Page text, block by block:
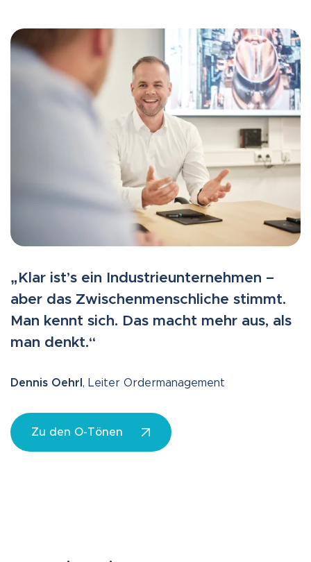
„Klar ist’s ein Industrieunternehmen –
aber das Zwischenmenschliche stimmt.
Man kennt sich. Das macht mehr aus, als
man denkt.“
Dennis Oehrl , Leiter Ordermanagement
Zu den O-Tönen